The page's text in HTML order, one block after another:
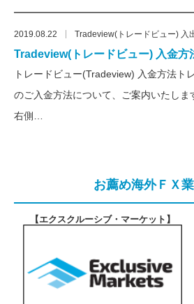
2019.08.22 Tradeview(トレードビュー) 入
Tradeview(トレードビュー) 入金方
トレードビュー(Tradeview) 入金方法ト
のご入金方法について、ご案内いたし
右側…
お薦め海外ＦＸ
【エクスクルーシブ・マーケット 】